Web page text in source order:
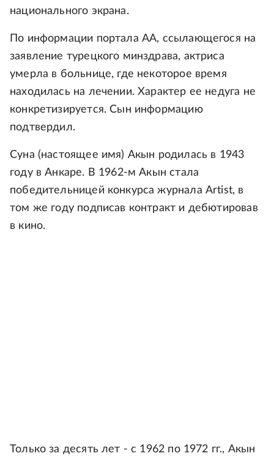
национального экрана.
По информации портала АА, ссылающегося на
заявление турецкого минздрава, актриса
умерла в больнице, где некоторое время
находилась на лечении. Характер ее недуга не
конкретизируется. Сын информацию
подтвердил.
Суна (настоящее имя) Акын родилась в 1943
году в Анкаре. В 1962-м Акын стала
победительницей конкурса журнала Artist, в
том же году подписав контракт и дебютировав
в кино.
Только за десять лет - с 1962 по 1972 гг., Акын